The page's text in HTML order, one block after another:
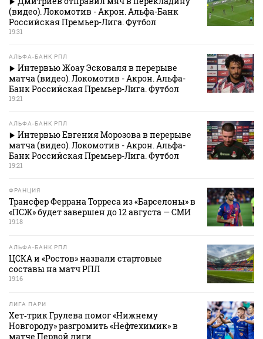
(видео). Локомотив - Акрон. Альфа-Банк
Российская Премьер-Лига. Футбол
19:31
АЛЬФА-БАНК РПЛ
Интервью Жоау Эсковаля в перерыве
матча (видео). Локомотив - Акрон. Альфа-
Банк Российская Премьер-Лига. Футбол
19:21
АЛЬФА-БАНК РПЛ
Интервью Евгения Морозова в перерыве
матча (видео). Локомотив - Акрон. Альфа-
Банк Российская Премьер-Лига. Футбол
19:21
ФРАНЦИЯ
Трансфер Феррана Торреса из «Барселоны» в
«ПСЖ» будет завершен до 12 августа — СМИ
19:18
АЛЬФА-БАНК РПЛ
ЦСКА и «Ростов» назвали стартовые
составы на матч РПЛ
19:16
ЛИГА ПАРИ
Хет‑трик Грулева помог «Нижнему
Новгороду» разгромить «Нефтехимик» в
матче Первой лиги